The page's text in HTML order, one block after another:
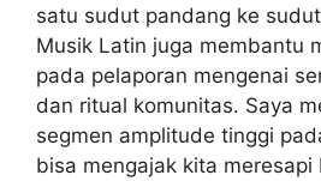
satu sudut pandang ke
Musik Latin juga membantu
pada pelaporan mengenai
dan ritual komunitas. Saya
segmen amplitude tinggi
bisa mengajak kita meresapi